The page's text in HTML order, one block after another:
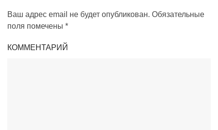
Ваш адрес email не будет опубликован. Обязательные
поля помечены *
КОММЕНТАРИЙ